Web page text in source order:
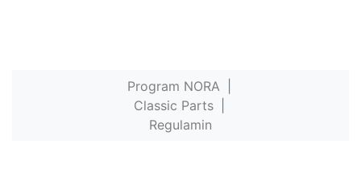
Program NORA
Classic Parts
Regulamin